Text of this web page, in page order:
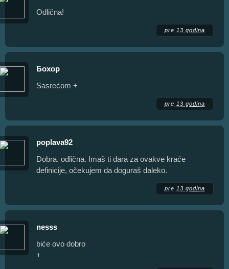
Odlična!
pre 13 godina
Бохор
Sasrećom +
pre 13 godina
poplava92
Dobra. odlična. Imaš ti dara za ovakve kraće
definicije, očekujem da doguraš daleko.
pre 13 godina
nesss
biće ovo dobro
+